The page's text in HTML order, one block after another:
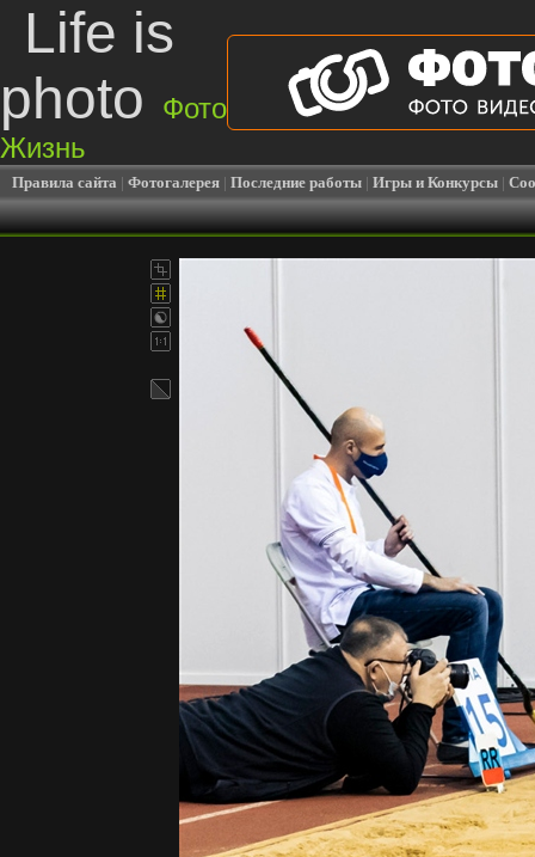
Life is
photo
Фото
Жизнь
Правила сайта | Фотогалерея | Последние работы | Игры и Конкурсы |